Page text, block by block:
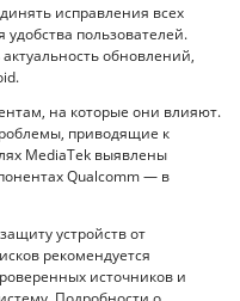
исправления всех
пользователей.
обновлений,
на которые они влияют.
приводящие к
MediaTek выявлены
Qualcomm — в
устройств от
рекомендуется
источников и